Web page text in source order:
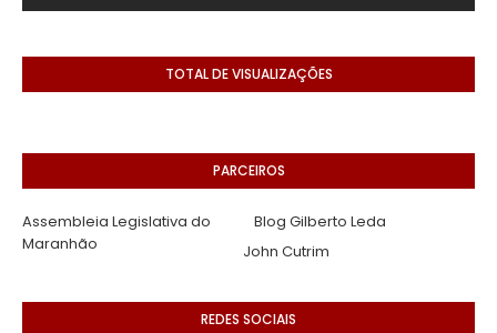
TOTAL DE VISUALIZAÇÕES
PARCEIROS
Assembleia Legislativa do
Maranhão
Blog Gilberto Leda
John Cutrim
REDES SOCIAIS